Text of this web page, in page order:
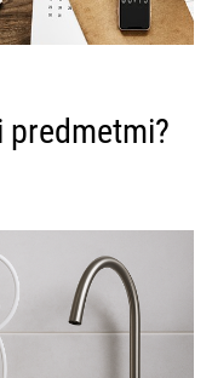
predmetmi?